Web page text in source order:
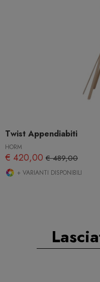
Twist Appendiabiti
HORM
€ 420,00 € 489,00
+ VARIANTI DISPONIBILI